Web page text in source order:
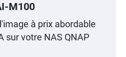
M100
à prix abordable
sur votre NAS QNAP